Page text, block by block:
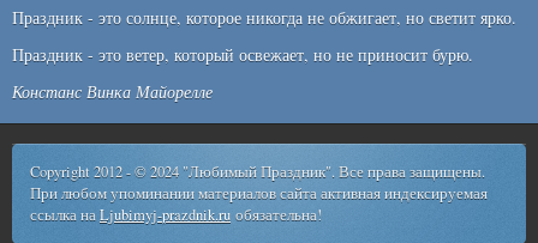
Праздник - это солнце, которое никогда не обжигает, но светит ярко.
Праздник - это ветер, который освежает, но не приносит бурю.
Констанс Винка Майорелле
Copyright 2012 - © 2024 "Любимый Праздник". Все права защищены.
При любом упоминании материалов сайта активная индексируемая
ссылка наLjubimyj-prazdnik.ru обязательна!